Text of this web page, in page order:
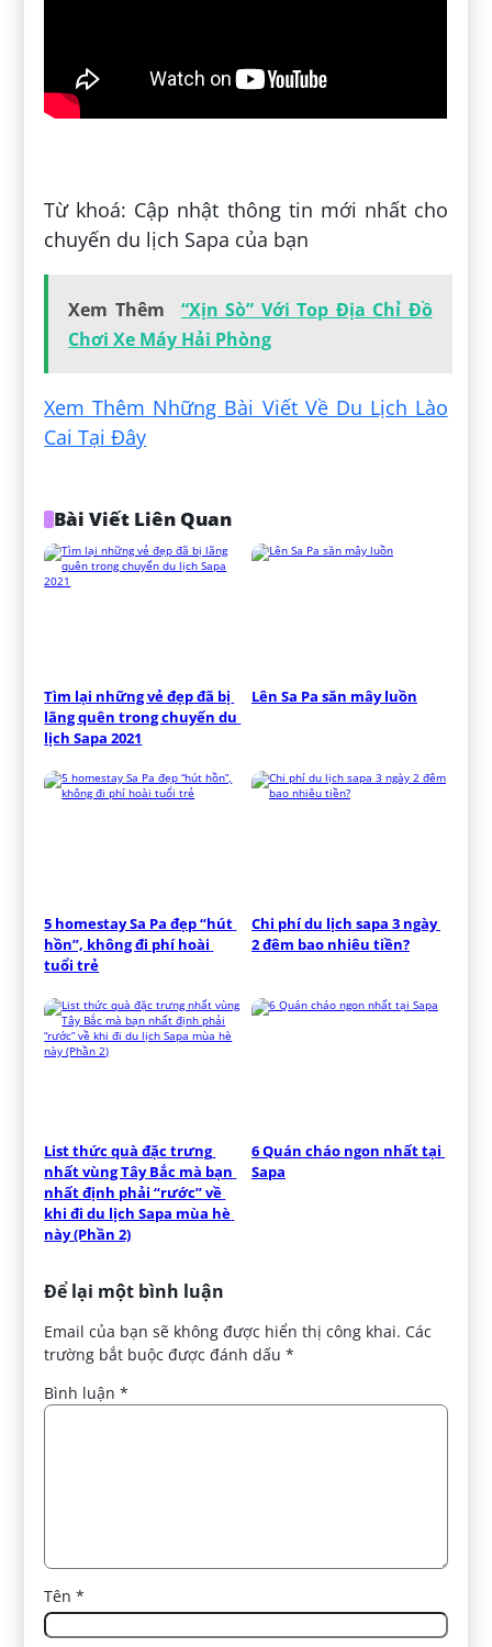
Từ khoá: Cập nhật thông tin mới nhất cho
chuyến du lịch Sapa của bạn
Xem Thêm
“Xịn Sò” Với Top Địa Chỉ Đồ
Chơi Xe Máy Hải Phòng
Xem Thêm Những Bài Viết Về Du Lịch Lào
Cai Tại Đây
Bài Viết Liên Quan
Tìm lại những vẻ đẹp đã bị
lãng quên trong chuyến du
lịch Sapa 2021
Lên Sa Pa săn mây luồn
5 homestay Sa Pa đẹp “hút
hồn”, không đi phí hoài
tuổi trẻ
Chi phí du lịch sapa 3 ngày
2 đêm bao nhiêu tiền?
List thức quà đặc trưng
nhất vùng Tây Bắc mà bạn
nhất định phải “rước” về
khi đi du lịch Sapa mùa hè
này (Phần 2)
6 Quán cháo ngon nhất tại
Sapa
Để lại một bình luận
Email của bạn sẽ không được hiển thị công khai. Các
trường bắt buộc được đánh dấu*
Bình luận*
Tên*